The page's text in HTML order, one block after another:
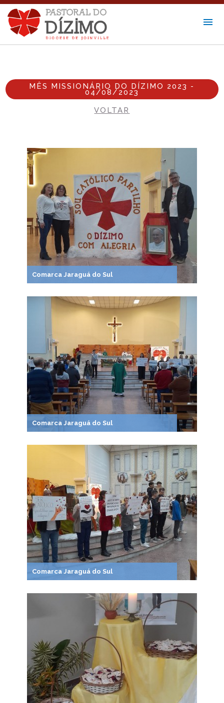
MÊS MISSIONÁRIO DO DÍZIMO 2023 -
04/08/2023
VOLTAR
Comarca Jaraguá do Sul
Comarca Jaraguá do Sul
Comarca Jaraguá do Sul